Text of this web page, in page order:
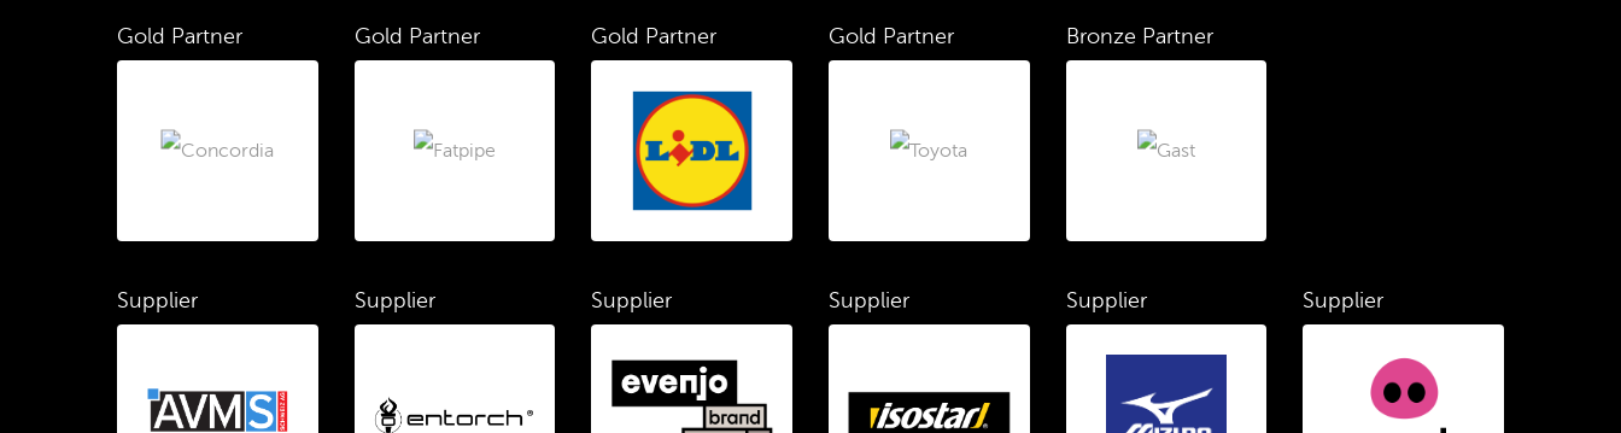
Gold Partner Gold Partner Gold Partner Gold Partner Bronze Partner
Supplier Supplier Supplier Supplier Supplier Supplier